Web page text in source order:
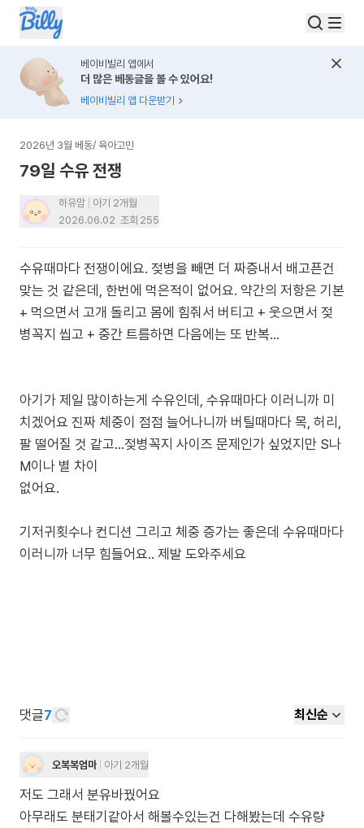
베이비빌리 앱에서
더 많은 베동글을 볼 수 있어요!
베이비빌리 앱 다운받기
2026년 3월 베동/ 육아고민
79일 수유 전쟁
하유맘
아기 2개월
2026.06.02 조회 255
수유때마다 전쟁이에요. 젖병을 빼면 더 짜증내서 배고픈건
맞는 것 같은데, 한번에 먹은적이 없어요. 약간의 저항은 기본
+ 먹으면서 고개 돌리고 몸에 힘줘서 버티고 + 웃으면서 젖
병꼭지 씹고 + 중간 트름하면 다음에는 또 반복…
아기가 제일 많이하는게 수유인데, 수유때마다 이러니까 미
치겠어요 진짜 체중이 점점 늘어나니까 버틸때마다 목, 허리,
팔 떨어질 것 같고…젖병꼭지 사이즈 문제인가 싶었지만 S나
M이나 별 차이
없어요.
기저귀횟수나 컨디션 그리고 체중 증가는 좋은데 수유때마다
이러니까 너무 힘들어요.. 제발 도와주세요
댓글7 최신순
오복복엄마 아기 2개월
저도 그래서 분유바꿨어요
아무래도 분태기같아서 해볼수있는건 다해봤는데 수유량